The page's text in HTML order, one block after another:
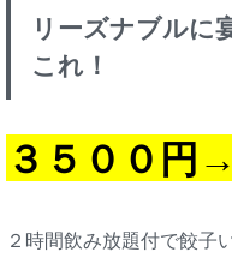
リーズナブルに
これ！
３５００円
２時間飲み放題付で餃子